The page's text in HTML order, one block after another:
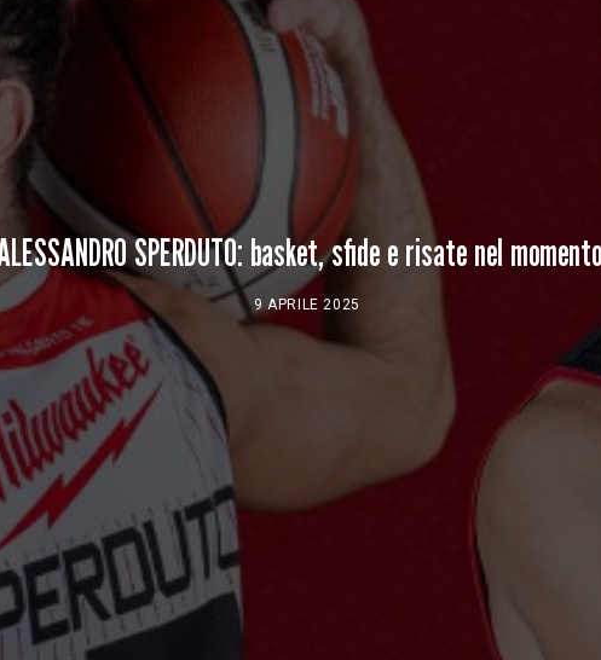
SPERDUTO: basket, sfide e risate nel
9 APRILE 2025